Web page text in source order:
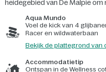
heidegebied van De Malpie om
Aqua Mundo
Voel de kick van 4
Racer en wildwaterbaan
Bekijk de plattegrond van
Accommodatietip
Ontspan in de Wellness